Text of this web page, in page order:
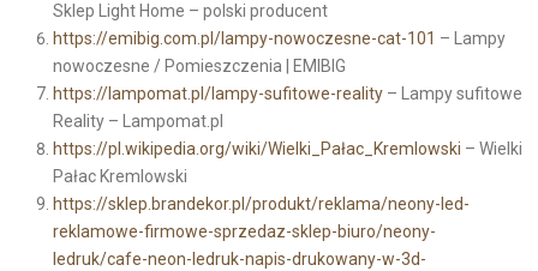
Sklep Light Home – polski producent
https://emibig.com.pl/lampy-nowoczesne-cat-101 – Lampy
nowoczesne / Pomieszczenia | EMIBIG
https://lampomat.pl/lampy-sufitowe-reality– Lampy sufitowe
Reality – Lampomat.pl
https://pl.wikipedia.org/wiki/Wielki_Pałac_Kremlowski – Wielki
Pałac Kremlowski
https://sklep.brandekor.pl/produkt/reklama/neony-led-
reklamowe-firmowe-sprzedaz-sklep-biuro/neony-
ledruk/cafe-neon-ledruk-napis-drukowany-w-3d-